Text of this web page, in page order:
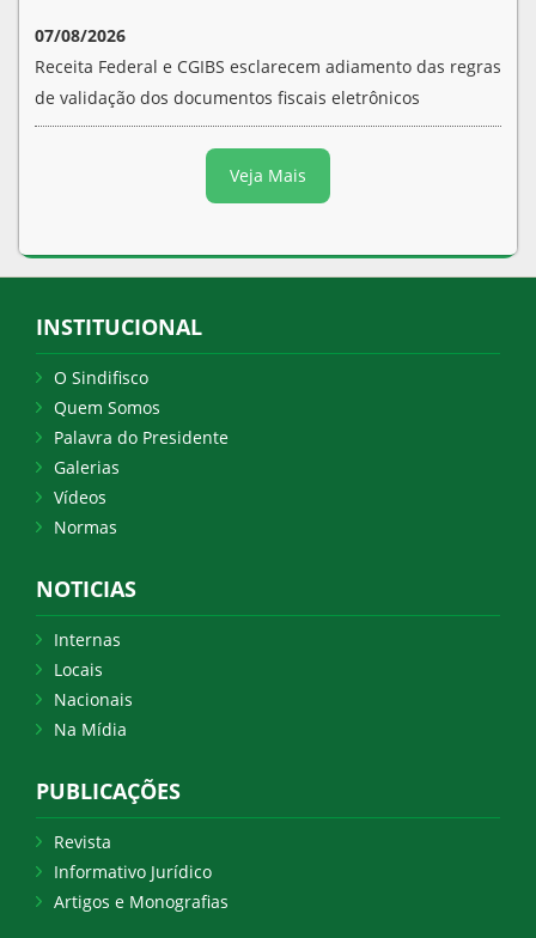
07/08/2026
Receita Federal e CGIBS esclarecem adiamento das regras
de validação dos documentos fiscais eletrônicos
Veja Mais
INSTITUCIONAL
O Sindifisco
Quem Somos
Palavra do Presidente
Galerias
Vídeos
Normas
NOTICIAS
Internas
Locais
Nacionais
Na Mídia
PUBLICAÇÕES
Revista
Informativo Jurídico
Artigos e Monografias